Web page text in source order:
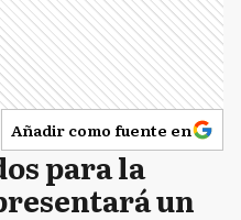
Añadir como fuente en
para la
un